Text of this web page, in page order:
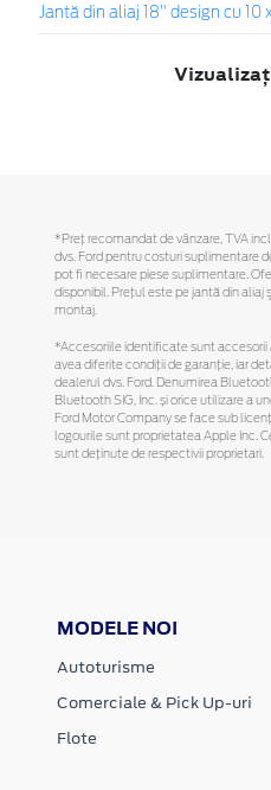
Jantă din aliaj 18" design cu 10
*Preţ recomandat de vânzare, TVA
dvs. Ford pentru costuri suplimentare
pot fi necesare piese suplimentare.
disponibil. Preţul este pe jantă din aliaj
montaj.
*Accesoriile identificate sunt accesorii
avea diferite condiții de garanție, iar
dealerul dvs. Ford. Denumirea
Bluetooth SIG, Inc. și orice utilizare a
Ford Motor Company se face sub
logourile sunt proprietatea Apple Inc.
sunt deținute de respectivii proprietari.
MODELE NOI
Autoturisme
Comerciale & Pick Up-uri
Flote